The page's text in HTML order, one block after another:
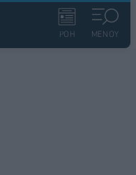
ΡΟΗ ΜΕΝΟΥ